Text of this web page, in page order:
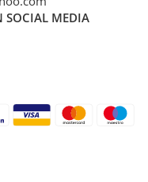
SOCIAL MEDIA